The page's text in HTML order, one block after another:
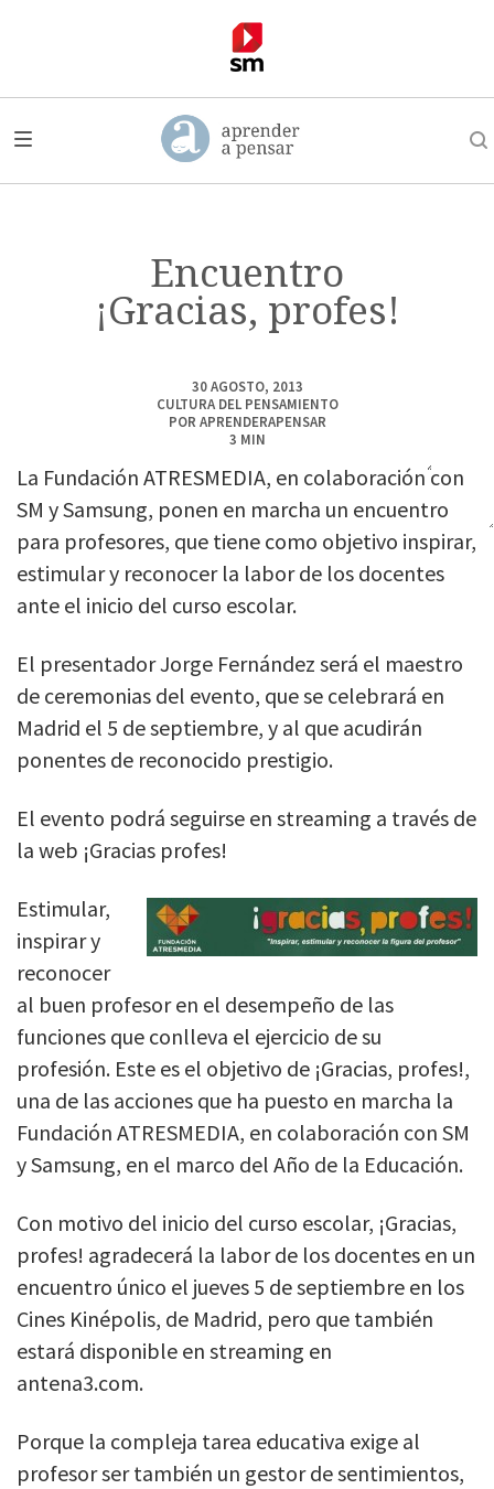
Encuentro
¡Gracias, profes!
30 AGOSTO, 2013
CULTURA DEL PENSAMIENTO
POR APRENDERAPENSAR
3 MIN
La Fundación ATRESMEDIA, en colaboración con
SM y Samsung, ponen en marcha un encuentro
para profesores, que tiene como objetivo inspirar,
estimular y reconocer la labor de los docentes
ante el inicio del curso escolar.
El presentador Jorge Fernández será el maestro
de ceremonias del evento, que se celebrará en
Madrid el 5 de septiembre, y al que acudirán
ponentes de reconocido prestigio.
El evento podrá seguirse en streaming a través de
la web ¡Gracias profes!
Estimular,
inspirar y
reconocer
al buen profesor en el desempeño de las
funciones que conlleva el ejercicio de su
profesión. Este es el objetivo de ¡Gracias, profes!,
una de las acciones que ha puesto en marcha la
Fundación ATRESMEDIA, en colaboración con SM
y Samsung, en el marco del Año de la Educación.
Con motivo del inicio del curso escolar, ¡Gracias,
profes! agradecerá la labor de los docentes en un
encuentro único el jueves 5 de septiembre en los
Cines Kinépolis, de Madrid, pero que también
estará disponible en streaming en
antena3.com.
Porque la compleja tarea educativa exige al
profesor ser también un gestor de sentimientos,